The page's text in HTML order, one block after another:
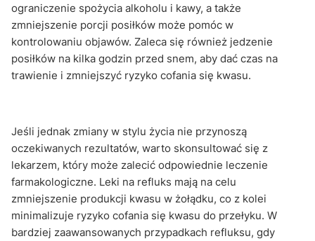
ograniczenie spożycia alkoholu i kawy, a także
zmniejszenie porcji posiłków może pomóc w
kontrolowaniu objawów. Zaleca się również jedzenie
posiłków na kilka godzin przed snem, aby dać czas na
trawienie i zmniejszyć ryzyko cofania się kwasu.
Jeśli jednak zmiany w stylu życia nie przynoszą
oczekiwanych rezultatów, warto skonsultować się z
lekarzem, który może zalecić odpowiednie leczenie
farmakologiczne. Leki na refluks mają na celu
zmniejszenie produkcji kwasu w żołądku, co z kolei
minimalizuje ryzyko cofania się kwasu do przełyku. W
bardziej zaawansowanych przypadkach refluksu, gdy